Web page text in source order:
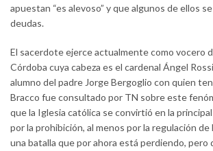
apuestan “es alevoso” y que algunos de ellos
deudas.
El sacerdote ejerce actualmente como vocero
Córdoba cuya cabeza es el cardenal Ángel
alumno del padre Jorge Bergoglio con quien
Bracco fue consultado por TN sobre este
que la Iglesia católica se convirtió en la
por la prohibición, al menos por la regulación
una batalla que por ahora está perdiendo, pero